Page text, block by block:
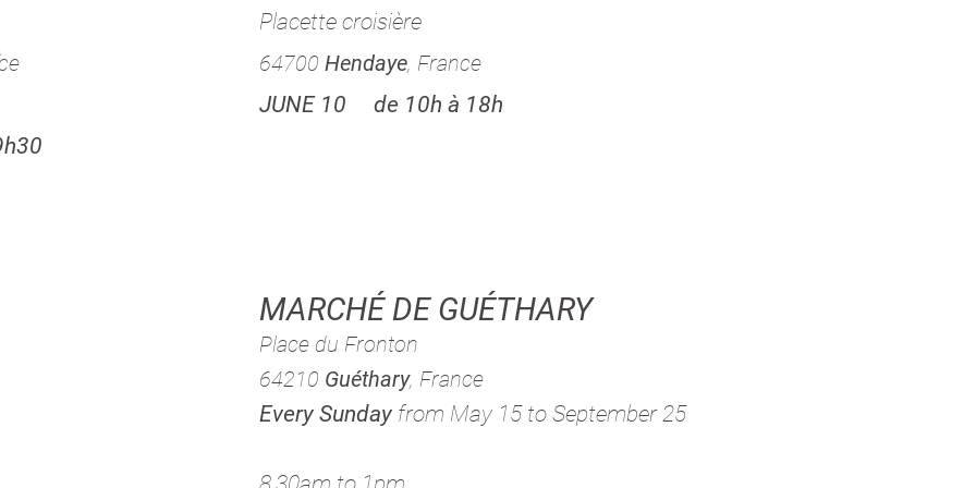
Placette croisière
64700 Hendaye, France
JUNE 10 de 10h à 18h
MARCHÉ DE GUÉTHARY
Place du Fronton
64210 Guéthary, France
Every Sunday from May 15 to September 25